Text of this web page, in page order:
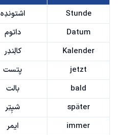
Stunde اشتوندِه
Datum
داتوم
Kalender
کالِندِر
jetzt
یِتست
bald
بالت
später
شپِتِر
immer
ایمر